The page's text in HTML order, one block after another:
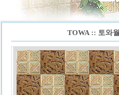
TOWA :: 토